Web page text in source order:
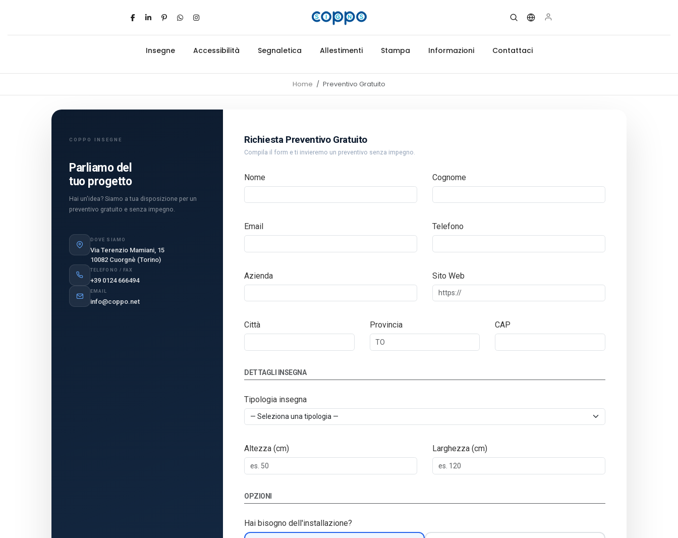
Insegne Accessibilità Segnaletica Allestimenti Stampa Informazioni Contattaci
Home Preventivo Gratuito
COPPO INSEGNE
Parliamo del
tuo progetto
Hai un'idea? Siamo a tua disposizione per un
preventivo gratuito e senza impegno.
DOVE SIAMO
Via Terenzio Mamiani, 15
10082 Cuorgnè (Torino)
TELEFONO / FAX
+39 0124 666494
EMAIL
info@coppo.net
Richiesta Preventivo Gratuito
Compila il form e ti invieremo un preventivo senza impegno.
Nome Cognome
Email Telefono
Azienda Sito Web
Città Provincia CAP
DETTAGLI INSEGNA
Tipologia insegna
Altezza (cm) Larghezza (cm)
OPZIONI
Hai bisogno dell'installazione?